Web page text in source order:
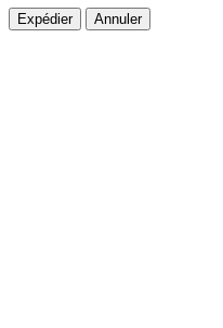
Expédier Annuler